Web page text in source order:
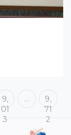
9,
01
3
…
9,
71
2